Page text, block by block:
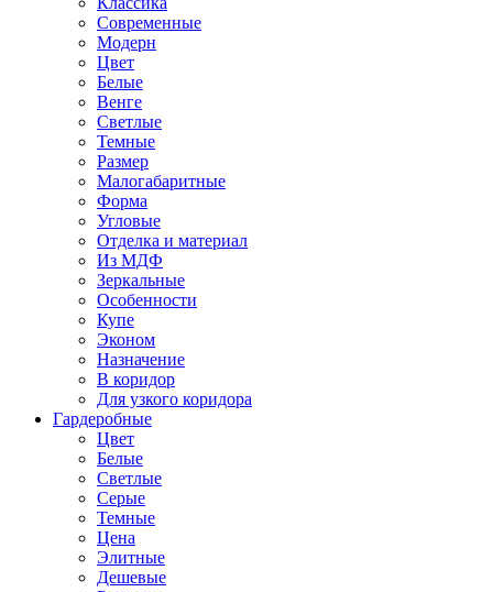
Современные
Модерн
Цвет
Белые
Венге
Светлые
Темные
Размер
Малогабаритные
Форма
Угловые
Отделка и материал
Из МДФ
Зеркальные
Особенности
Купе
Эконом
Назначение
В коридор
Для узкого коридора
Гардеробные
Цвет
Белые
Светлые
Серые
Темные
Цена
Элитные
Дешевые